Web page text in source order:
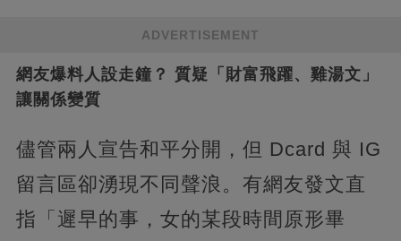
ADVERTISEMENT
網友爆料人設走鐘？ 質疑「財富飛躍、雞湯文」
讓關係變質
儘管兩人宣告和平分開，但 Dcard 與 IG
留言區卻湧現不同聲浪。有網友發文直
指「遲早的事，女的某段時間原形畢